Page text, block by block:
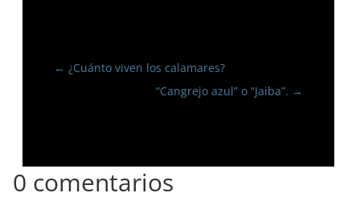
← ¿Cuánto viven los calamares?
“Cangrejo azul” o “Jaiba”. →
0 comentarios